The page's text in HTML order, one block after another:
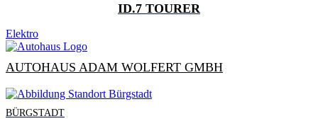
ID.7 TOURER
Elektro
AUTOHAUS ADAM WOLFERT GMBH
BÜRGSTADT